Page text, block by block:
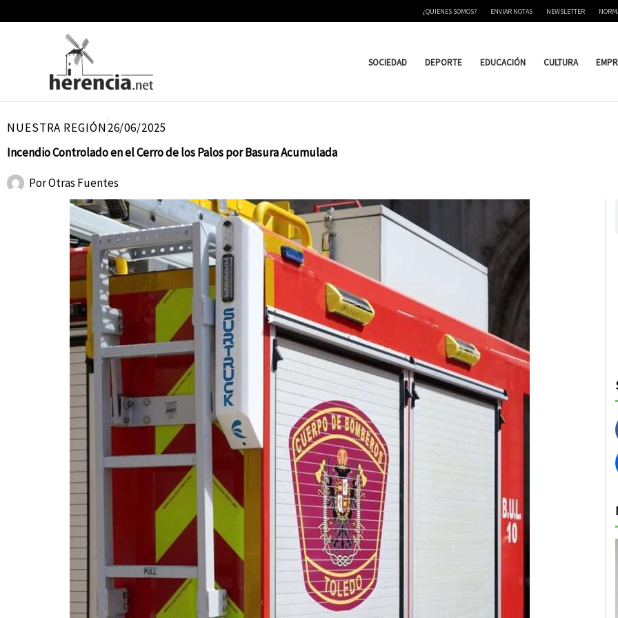
¿QUIENES SOMOS? ENVIAR NOTAS NEWSLETTER
SOCIEDAD DEPORTE EDUCACIÓN CULTURA
NUESTRA REGIÓN26/06/2025
Incendio Controlado en el Cerro de los Palos por Basura Acumulada
PorOtras Fuentes